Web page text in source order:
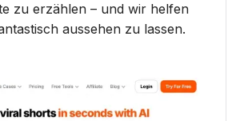
zu erzählen – und wir helfen
aussehen zu lassen.